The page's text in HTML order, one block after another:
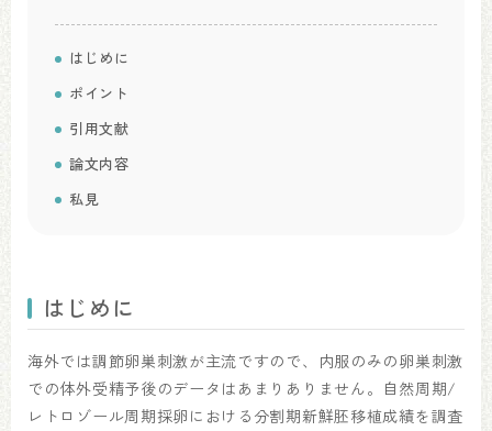
はじめに
ポイント
引用文献
論文内容
私見
はじめに
海外では調節卵巣刺激が主流ですので、内服のみの卵巣刺激
での体外受精予後のデータはあまりありません。自然周期/
レトロゾール周期採卵における分割期新鮮胚移植成績を調査